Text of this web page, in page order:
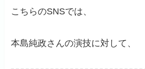
こちらのSNSでは、
本島純政さんの演技に対して、